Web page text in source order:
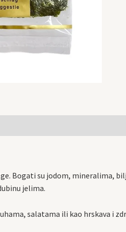
Bogati su jodom, mineralima,
jelima.
salatama ili kao hrskava i